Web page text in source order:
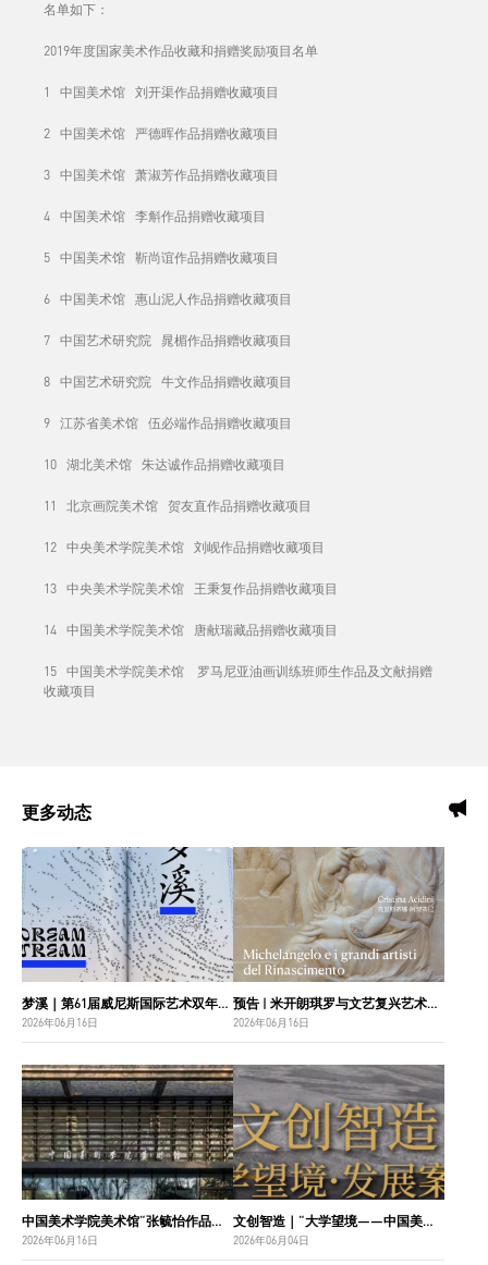
名单如下：
2019年度国家美术作品收藏和捐赠奖励项目名单
1 中国美术馆 刘开渠作品捐赠收藏项目
2 中国美术馆 严德晖作品捐赠收藏项目
3 中国美术馆 萧淑芳作品捐赠收藏项目
4 中国美术馆 李斛作品捐赠收藏项目
5 中国美术馆 靳尚谊作品捐赠收藏项目
6 中国美术馆 惠山泥人作品捐赠收藏项目
7 中国艺术研究院 晁楣作品捐赠收藏项目
8 中国艺术研究院 牛文作品捐赠收藏项目
9 江苏省美术馆 伍必端作品捐赠收藏项目
10 湖北美术馆 朱达诚作品捐赠收藏项目
11 北京画院美术馆 贺友直作品捐赠收藏项目
12 中央美术学院美术馆 刘岘作品捐赠收藏项目
13 中央美术学院美术馆 王秉复作品捐赠收藏项目
14 中国美术学院美术馆 唐献瑞藏品捐赠收藏项目
15 中国美术学院美术馆 罗马尼亚油画训练班师生作品及文献捐赠
收藏项目
更多动态
梦溪｜第61届威尼斯国际艺术双年展中国国家馆主视觉设计
2026年06月16日
预告 | 米开朗琪罗与文艺复兴艺术巨匠：佛罗伦萨博纳罗蒂之家珍藏
2026年06月16日
中国美术学院美术馆“张毓怡作品捐赠收藏项目”入选“2026年度国家美术作品收藏和捐赠奖励项目名单”
2026年06月16日
文创智造｜“大学望境——中国美术学院建设世界一流大学二十周年”特展导览
2026年06月04日